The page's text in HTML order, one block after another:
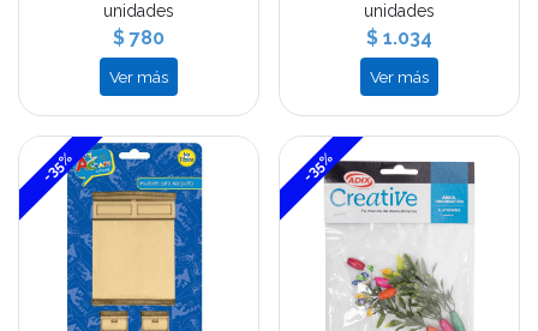
unidades
$ 780
Ver más
unidades
$ 1.034
Ver más
-35% -35%